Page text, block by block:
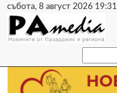
събота, 8 август 2026 19:31